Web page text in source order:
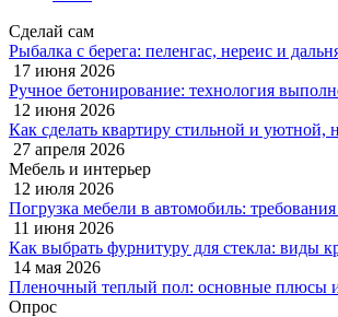
Сделай сам
Рыбалка с берега: пеленгас, нереис и
17 июня 2026
Ручное бетонирование: технология
12 июня 2026
Как сделать квартиру стильной и уютной,
27 апреля 2026
Мебель и интерьер
12 июля 2026
Погрузка мебели в автомобиль:
11 июня 2026
Как выбрать фурнитуру для стекла: виды
14 мая 2026
Пленочный теплый пол: основные плюсы
Опрос